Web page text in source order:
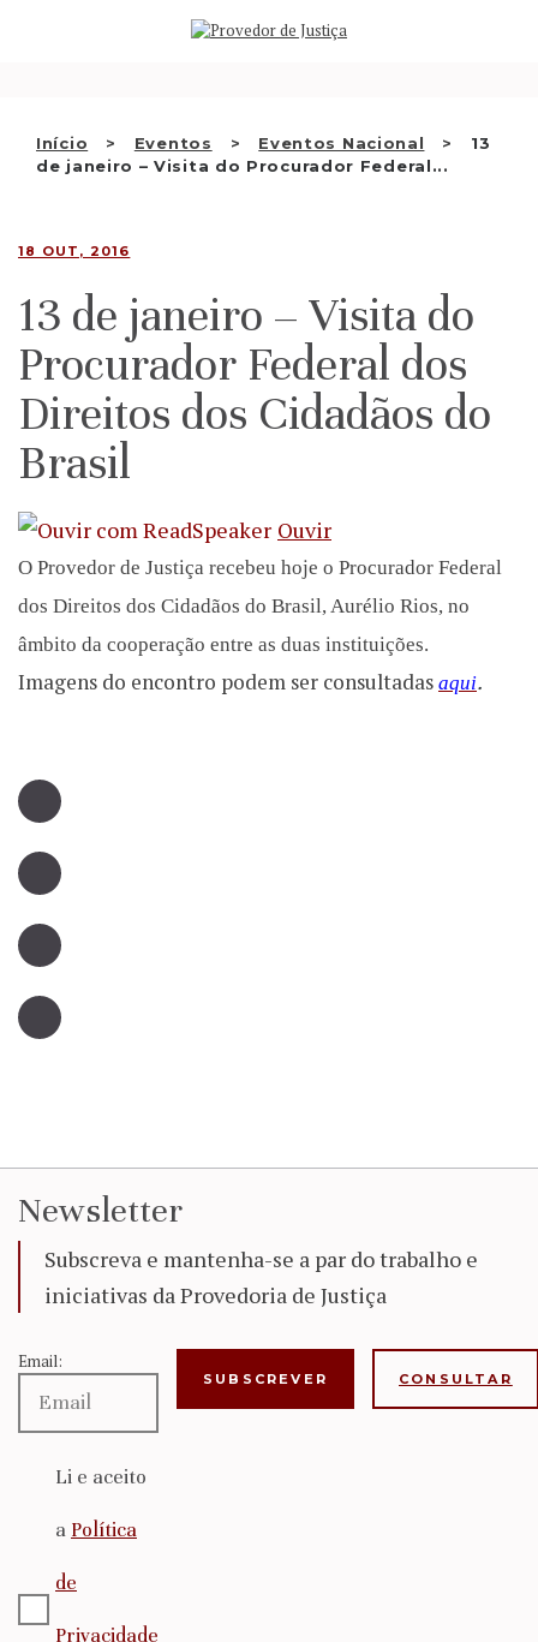
Início Eventos Eventos Nacional
13
de janeiro – Visita do Procurador Federal...
QUEM SOMOS
RECOMENDAÇÕES E OUTRAS
DECISÕES
PT
18 OUT, 2016
13 de janeiro – Visita do
Procurador Federal dos
Direitos dos Cidadãos do
Brasil
Ouvir
O Provedor de Justiça recebeu hoje o Procurador Federal
dos Direitos dos Cidadãos do Brasil, Aurélio Rios, no
âmbito da cooperação entre as duas instituições.
Imagens do encontro podem ser consultadas aqui.
Newsletter
Subscreva e mantenha-se a par do trabalho e
iniciativas da Provedoria de Justiça
Email:
Li e aceito
a Política
de
Privacidade
CONSULTAR